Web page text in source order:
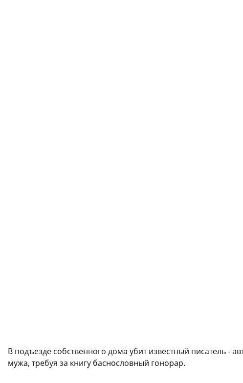
В подъезде собственного дома убит известный писатель
мужа, требуя за книгу баснословный гонорар.